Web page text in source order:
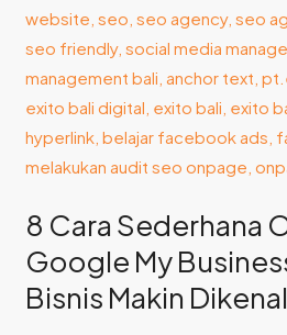
8 Cara Sederhana
Google My
Bisnis Makin Dikenal
Business
Untuk
Bikin
Bisnis
Makin
Dikenal